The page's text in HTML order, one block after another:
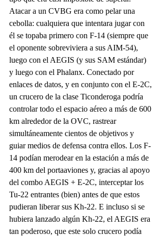
Atacar a un CVBG era como pelar una
cebolla: cualquiera que intentara jugar con
él se topaba primero con F-14 (siempre que
el oponente sobreviviera a sus AIM-54),
luego con el AEGIS (y sus SAM estándar)
y luego con el Phalanx. Conectado por
enlaces de datos, y en conjunto con el E-2C,
un crucero de la clase Ticonderoga podría
controlar todo el espacio aéreo a más de 600
km alrededor de la OVC, rastrear
simultáneamente cientos de objetivos y
guiar medios de defensa contra ellos. Los F-
14 podían merodear en la estación a más de
400 km del portaaviones y, gracias al apoyo
del combo AEGIS + E-2C, interceptar los
Tu-22 entrantes (bien) antes de que estos
pudieran liberar sus Kh-22. E incluso si se
hubiera lanzado algún Kh-22, el AEGIS era
tan poderoso, que este solo crucero podía